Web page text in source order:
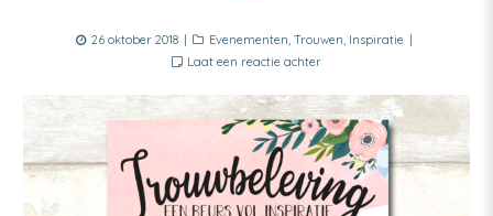
Posted
26 oktober 2018 Categories
Evenementen, Trouwen, Inspiratie
Laat een reactie achter